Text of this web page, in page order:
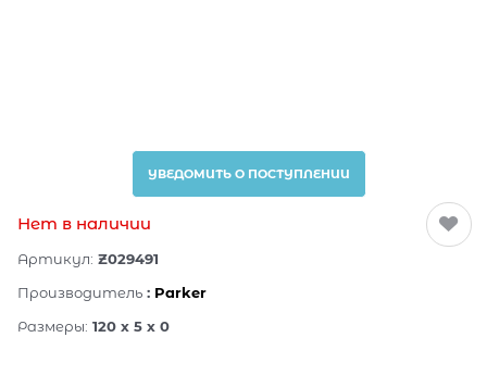
УВЕДОМИТЬ О ПОСТУПЛЕНИИ
Нет в наличии
Артикул: Z029491
Производитель : Parker
Размеры: 120 x 5 x 0